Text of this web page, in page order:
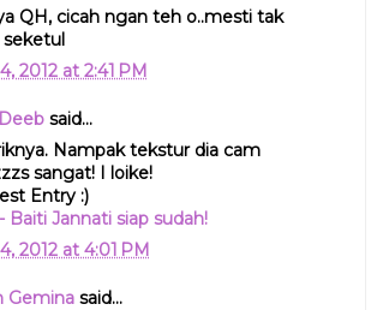
QH, cicah ngan teh o..mesti tak
2012 at 2:41 PM
said...
Nampak tekstur dia cam
sangat! I loike!
Entry :)
Baiti Jannati siap sudah!
2012 at 4:01 PM
Geminasaid...